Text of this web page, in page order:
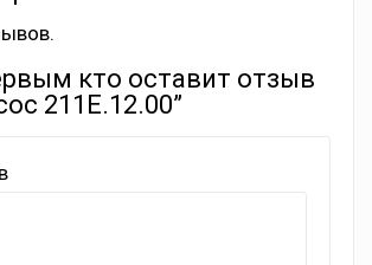
кто оставит отзыв
211Е.12.00”